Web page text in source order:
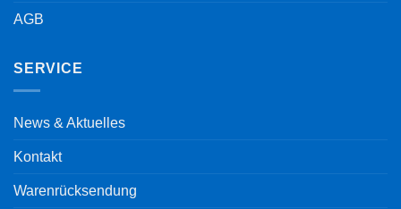
AGB
SERVICE
News & Aktuelles
Kontakt
Warenrücksendung